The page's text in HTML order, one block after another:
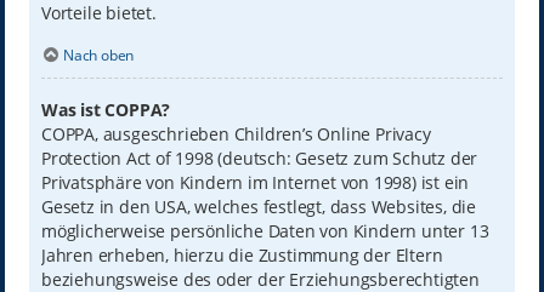
Vorteile bietet.
Nach oben
Was ist COPPA?
COPPA, ausgeschrieben Children’s Online Privacy
Protection Act of 1998 (deutsch: Gesetz zum Schutz der
Privatsphäre von Kindern im Internet von 1998) ist ein
Gesetz in den USA, welches festlegt, dass Websites, die
möglicherweise persönliche Daten von Kindern unter 13
Jahren erheben, hierzu die Zustimmung der Eltern
beziehungsweise des oder der Erziehungsberechtigten